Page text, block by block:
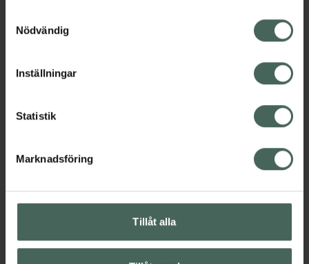
återkalla ditt samtycke via webbplatsens
cookieinställningar. Ett återkallat samtycke påverkar inte
lagligheten av behandling som skett innan återkallelsen.
Nödvändig
Inställningar
Statistik
Marknadsföring
Tillåt alla
Kronans Apotek finns här för dig. Du hittar oss från Skåne i
datorn. Oavsett vem du är så är det vårt uppdrag att
med oss.
Kundservice
Kontakta oss
Hitta apotek